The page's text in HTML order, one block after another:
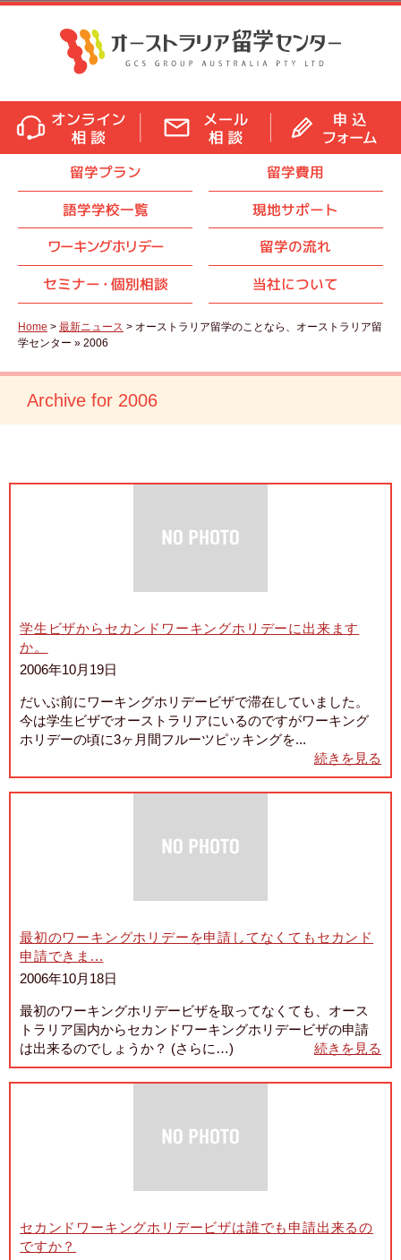
留学プラン
留学費用
語学学校一覧
現地サポート
ワーキングホリデー
留学の流れ
セミナー・ 個別相談 当社について
Home > 最新ニュース > オーストラリア留学のことなら、オーストラリア留
学センター » 2006
Archive for 2006
学生ビザからセカンドワーキングホリデーに出来ます
か。
2006年10月19日
だいぶ前にワーキングホリデービザで滞在していました。
今は学生ビザでオーストラリアにいるのですがワーキング
ホリデーの頃に3ヶ月間フルーツピッキングを...
続きを見る
最初のワーキングホリデーを申請してなくてもセカンド
申請できま...
2006年10月18日
最初のワーキングホリデービザを取ってなくても、オース
トラリア国内からセカンドワーキングホリデービザの申請
は出来るのでしょうか？ (さらに…)
続きを見る
セカンドワーキングホリデービザは誰でも申請出来るの
ですか？